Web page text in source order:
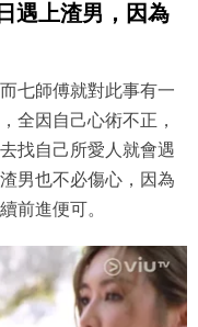
遇上渣男，因為
七師傅就對此事有一
全因自己心術不正，
找自己所愛人就會遇
男也不必傷心，因為
前進便可。